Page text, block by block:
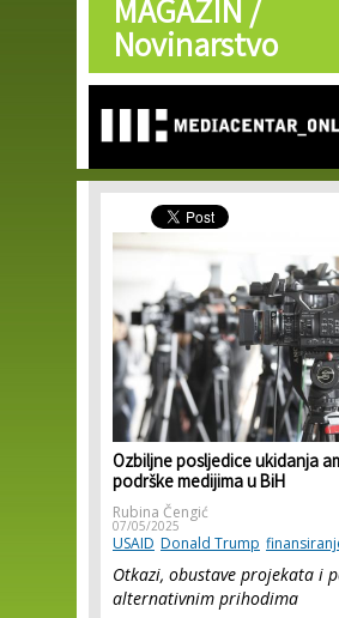
Skip to
main
content
MAGAZIN /
Novinarstvo
Ozbiljne posljedice ukidanja
podrške medijima u BiH
Rubina Čengić
07/05/2025
USAID Donald Trump
Otkazi, obustave projekata i
alternativnim prihodima